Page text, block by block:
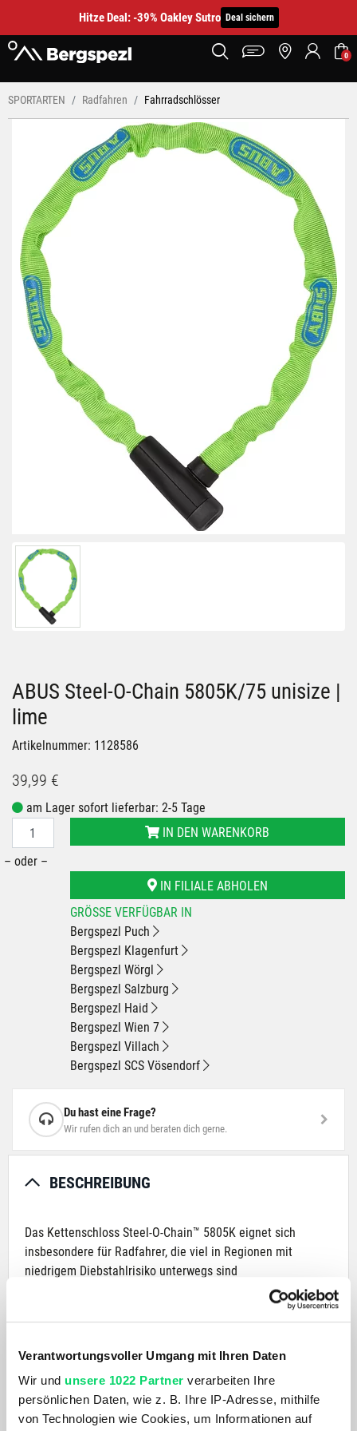
Verantwortungsvoller Umgang mit Ihren Daten
Wir und unsere 1022 Partner verarbeiten Ihre
persönlichen Daten, wie z. B. Ihre IP-Adresse, mithilfe
von Technologien wie Cookies, um Informationen auf
Hitze Deal: -39% Oakley Sutro Deal sichern
0
SPORTARTEN Radfahren Fahrradschlösser
ABUS Steel-O-Chain 5805K/75 unisize |
lime
Artikelnummer: 1128586
39,99 €
am Lager sofort lieferbar: 2-5 Tage
IN DEN WARENKORB
– oder –
IN FILIALE ABHOLEN
GRÖSSE VERFÜGBAR IN
Bergspezl Puch
Bergspezl Klagenfurt
Bergspezl Wörgl
Bergspezl Salzburg
Bergspezl Haid
Bergspezl Wien 7
Bergspezl Villach
Bergspezl SCS Vösendorf
Du hast eine Frage?
Wir rufen dich an und beraten dich gerne.
BESCHREIBUNG
Das Kettenschloss Steel-O-Chain™ 5805K eignet sich
insbesondere für Radfahrer, die viel in Regionen mit
niedrigem Diebstahlrisiko unterwegs sind
Gerade wenn Sie Ihr Fahrrad oft an unterschiedlichen Orten
empfehlen. Der klare Vorteil der 5 mm starken
Vierkantkette aus Spezialstahl beim Kettenschloss Steel-O-
Chain™ 5805K ist ihre Flexibilität. Dadurch bietet Sie viele
Möglichkeiten, das Fahrrad sicher an verschiedene
Gegenstände anzuschließen. Gut geeignet sind zum